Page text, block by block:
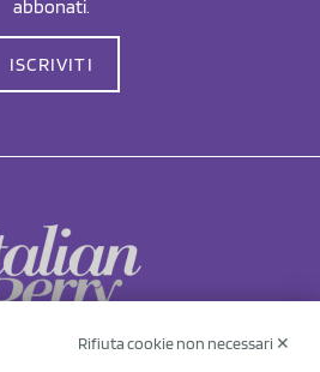
abbonati.
ISCRIVITI
Rifiuta cookie non necessari ✕